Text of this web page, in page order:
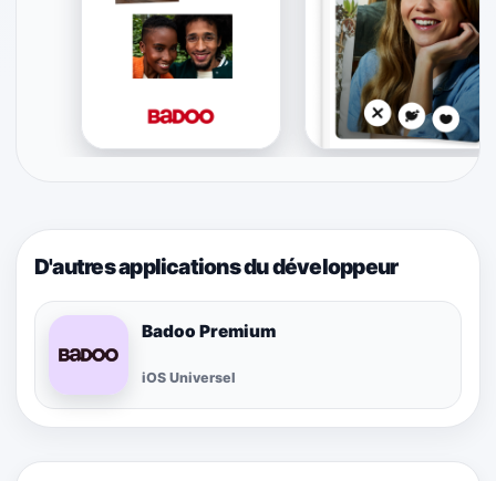
D'autres applications du développeur
Badoo Premium
iOS Universel